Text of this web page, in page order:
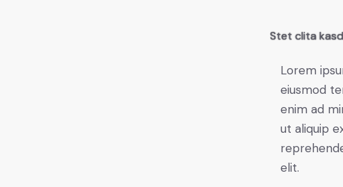
Stet clita
Lorem
eiusmod
enim ad
ut aliquip
elit.